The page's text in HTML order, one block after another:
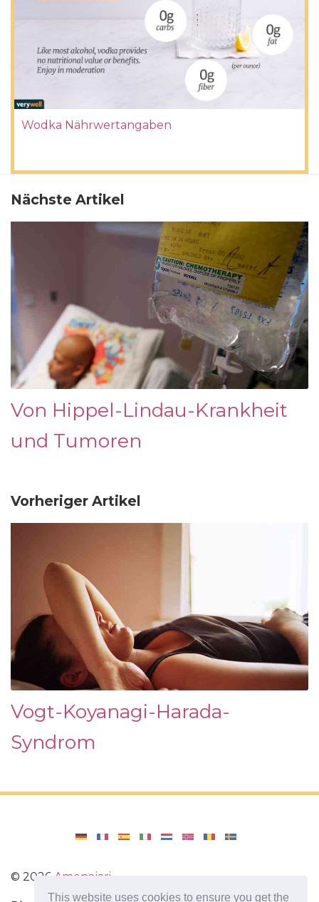
This website uses cookies to ensure you get the
Wodka Nährwertangaben
Nächste Artikel
Von Hippel-Lindau-Krankheit
und Tumoren
Vorheriger Artikel
Vogt-Koyanagi-Harada-
Syndrom
© 2026 Amenajari